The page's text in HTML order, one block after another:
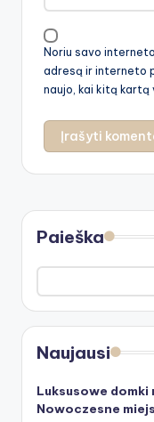
Noriu savo
adresą ir interneto
naujo, kai kitą kartą
Paieška
Naujausi
Luksusowe domki
Nowoczesne